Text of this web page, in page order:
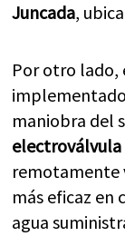
Juncada,
Por otro lado,
maniobra del
remotamente
más eficaz en
agua